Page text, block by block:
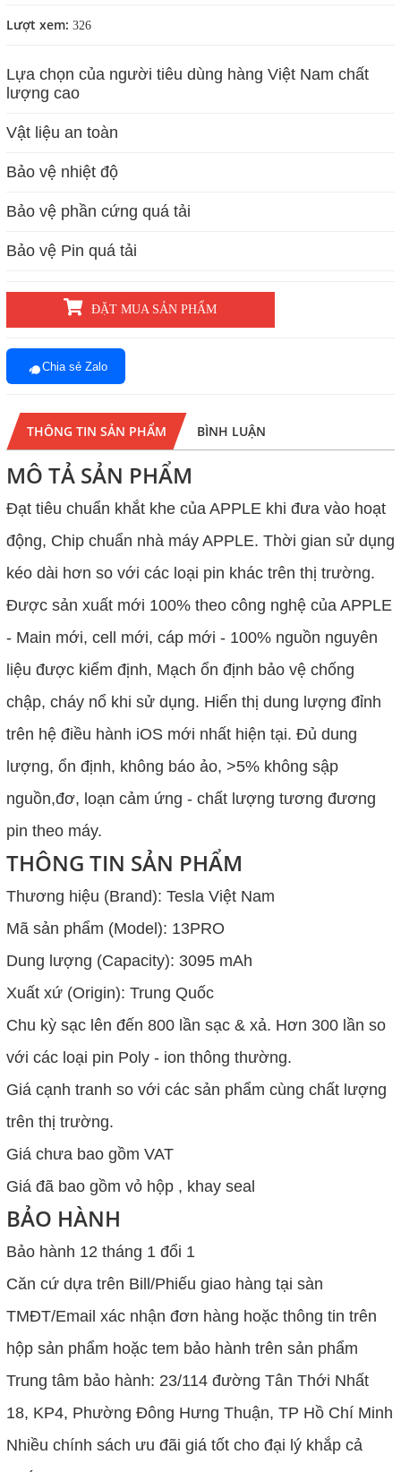
Lượt xem: 326
Lựa chọn của người tiêu dùng hàng Việt Nam chất
lượng cao
Vật liệu an toàn
Bảo vệ nhiệt độ
Bảo vệ phần cứng quá tải
Bảo vệ Pin quá tải
ĐẶT MUA SẢN PHẨM
Chia sẻ Zalo
THÔNG TIN SẢN PHẨM BÌNH LUẬN
MÔ TẢ SẢN PHẨM
Đạt tiêu chuẩn khắt khe của APPLE khi đưa vào hoạt
động, Chip chuẩn nhà máy APPLE. Thời gian sử dụng
kéo dài hơn so với các loại pin khác trên thị trường.
Được sản xuất mới 100% theo công nghệ của APPLE
- Main mới, cell mới, cáp mới - 100% nguồn nguyên
liệu được kiểm định, Mạch ổn định bảo vệ chống
chập, cháy nổ khi sử dụng. Hiển thị dung lượng đỉnh
trên hệ điều hành iOS mới nhất hiện tại. Đủ dung
lượng, ổn định, không báo ảo, >5% không sập
nguồn,đơ, loạn cảm ứng - chất lượng tương đương
pin theo máy.
THÔNG TIN SẢN PHẨM
Thương hiệu (Brand): Tesla Việt Nam
Mã sản phẩm (Model): 13PRO
Dung lượng (Capacity): 3095 mAh
Xuất xứ (Origin): Trung Quốc
Chu kỳ sạc lên đến 800 lần sạc & xả. Hơn 300 lần so
với các loại pin Poly - ion thông thường.
Giá cạnh tranh so với các sản phẩm cùng chất lượng
trên thị trường.
Giá chưa bao gồm VAT
Giá đã bao gồm vỏ hộp , khay seal
BẢO HÀNH
Bảo hành 12 tháng 1 đổi 1
Căn cứ dựa trên Bill/Phiếu giao hàng tại sàn
TMĐT/Email xác nhận đơn hàng hoặc thông tin trên
hộp sản phẩm hoặc tem bảo hành trên sản phẩm
Trung tâm bảo hành: 23/114 đường Tân Thới Nhất
18, KP4, Phường Đông Hưng Thuận, TP Hồ Chí Minh
Nhiều chính sách ưu đãi giá tốt cho đại lý khắp cả